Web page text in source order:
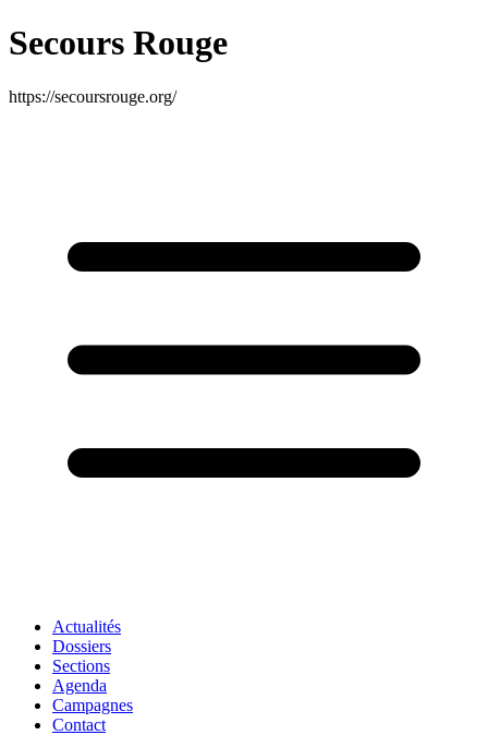
Secours Rouge
https://secoursrouge.org/
Actualités
Dossiers
Sections
Agenda
Campagnes
Contact